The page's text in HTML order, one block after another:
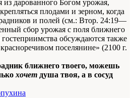
из дарованного Богом урожая,
плодами и зерном, когда
и полей (см.: Втор. 24:19—
сбор урожая с поля ближнего
обсуждаются также
поселянине» (2100 г.
ближнего твоего, можешь
хочет душа твоя, а в сосуд